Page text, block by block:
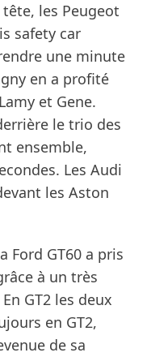
les Peugeot
safety car
une minute
en a profité
et Gene.
le trio des
ensemble,
Les Audi
les Aston
Ford GT60 a pris
à un très
GT2 les deux
en GT2,
de sa